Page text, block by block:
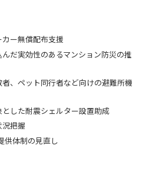
ー無償配布支援
だ実効性のあるマンション防災の推
、ペット同行者など向けの避難所機
した耐震シェルター設置助成
把握
供体制の見直し